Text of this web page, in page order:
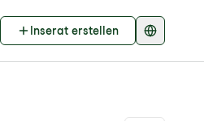
Inserat erstellen